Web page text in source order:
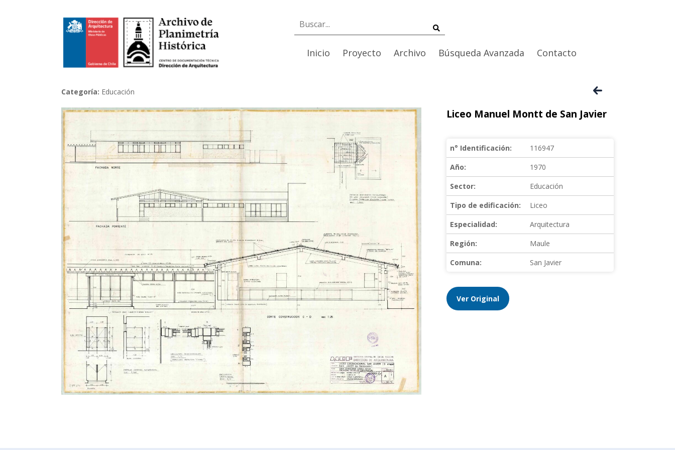
Inicio Proyecto Archivo Búsqueda Avanzada Contacto
Categoría: Educación
Liceo Manuel Montt de San Javier
n° Identificación:
116947
Año:
1970
Sector:
Educación
Tipo de edificación:
Liceo
Especialidad:
Arquitectura
Región:
Maule
Comuna:
San Javier
Ver Original